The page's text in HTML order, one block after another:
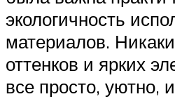
экологичность
материалов.
оттенков и ярких
все просто, уютно,